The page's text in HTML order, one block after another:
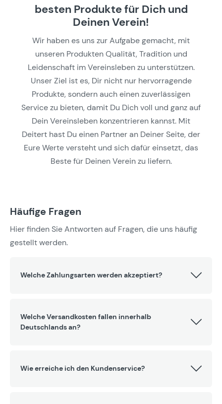
besten Produkte für Dich und
Deinen Verein!
Wir haben es uns zur Aufgabe gemacht, mit
unseren Produkten Qualität, Tradition und
Leidenschaft im Vereinsleben zu unterstützen.
Unser Ziel ist es, Dir nicht nur hervorragende
Produkte, sondern auch einen zuverlässigen
Service zu bieten, damit Du Dich voll und ganz auf
Dein Vereinsleben konzentrieren kannst. Mit
Deitert hast Du einen Partner an Deiner Seite, der
Eure Werte versteht und sich dafür einsetzt, das
Beste für Deinen Verein zu liefern.
Häufige Fragen
Hier finden Sie Antworten auf Fragen, die uns häufig
gestellt werden.
Welche Zahlungsarten werden akzeptiert?
Welche Versandkosten fallen innerhalb
Deutschlands an?
Wie erreiche ich den Kundenservice?